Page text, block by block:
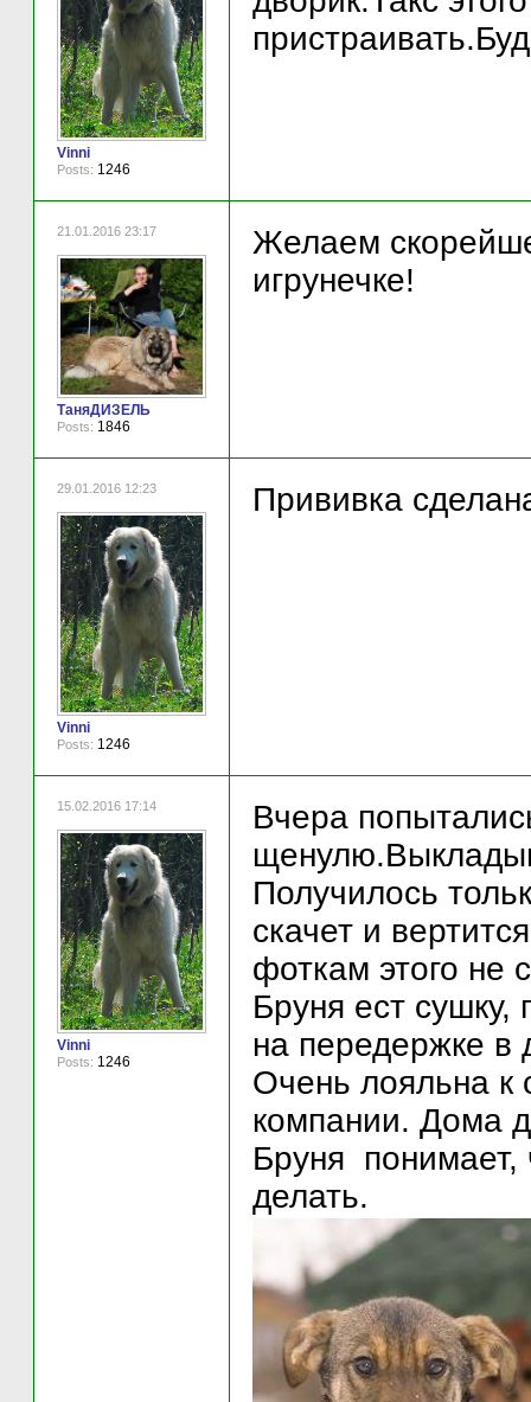
Vinni
Posts: 1246
21.01.2016 23:17
ТаняДИЗЕЛЬ
Posts: 1846
Желаем
игрунечке!
29.01.2016 12:23
Vinni
Posts: 1246
Прививка
15.02.2016 17:14
Vinni
Posts: 1246
Вчера
Получилось
скачет и
фоткам этого не
Бруня ест
на передержке в
Очень лояльна к
компании. Дома
Бруня понимает,
делать.